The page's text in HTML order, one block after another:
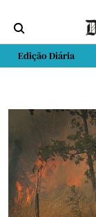
Edição Diária